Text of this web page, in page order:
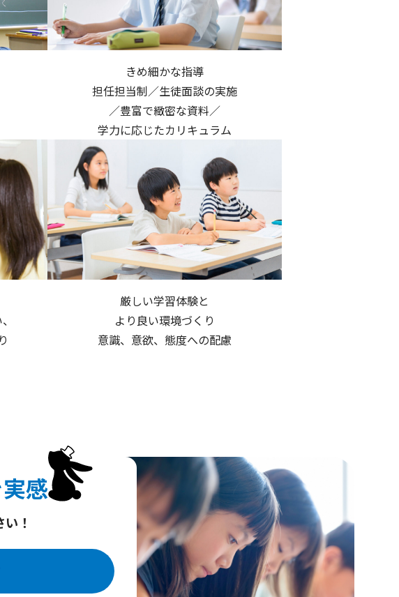
きめ細かな指導
担任担当制／生徒面談の実施
／豊富で緻密な資料／
学力に応じたカリキュラム
厳しい学習体験と
より良い環境づくり
意識、意欲、態度への配慮
感
グマを実感
！